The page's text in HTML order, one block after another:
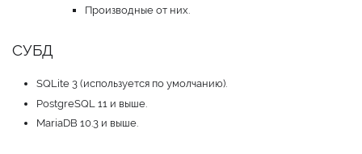
Производные от них.
СУБД
SQLite 3 (используется по умолчанию).
PostgreSQL 11 и выше.
MariaDB 10.3 и выше.